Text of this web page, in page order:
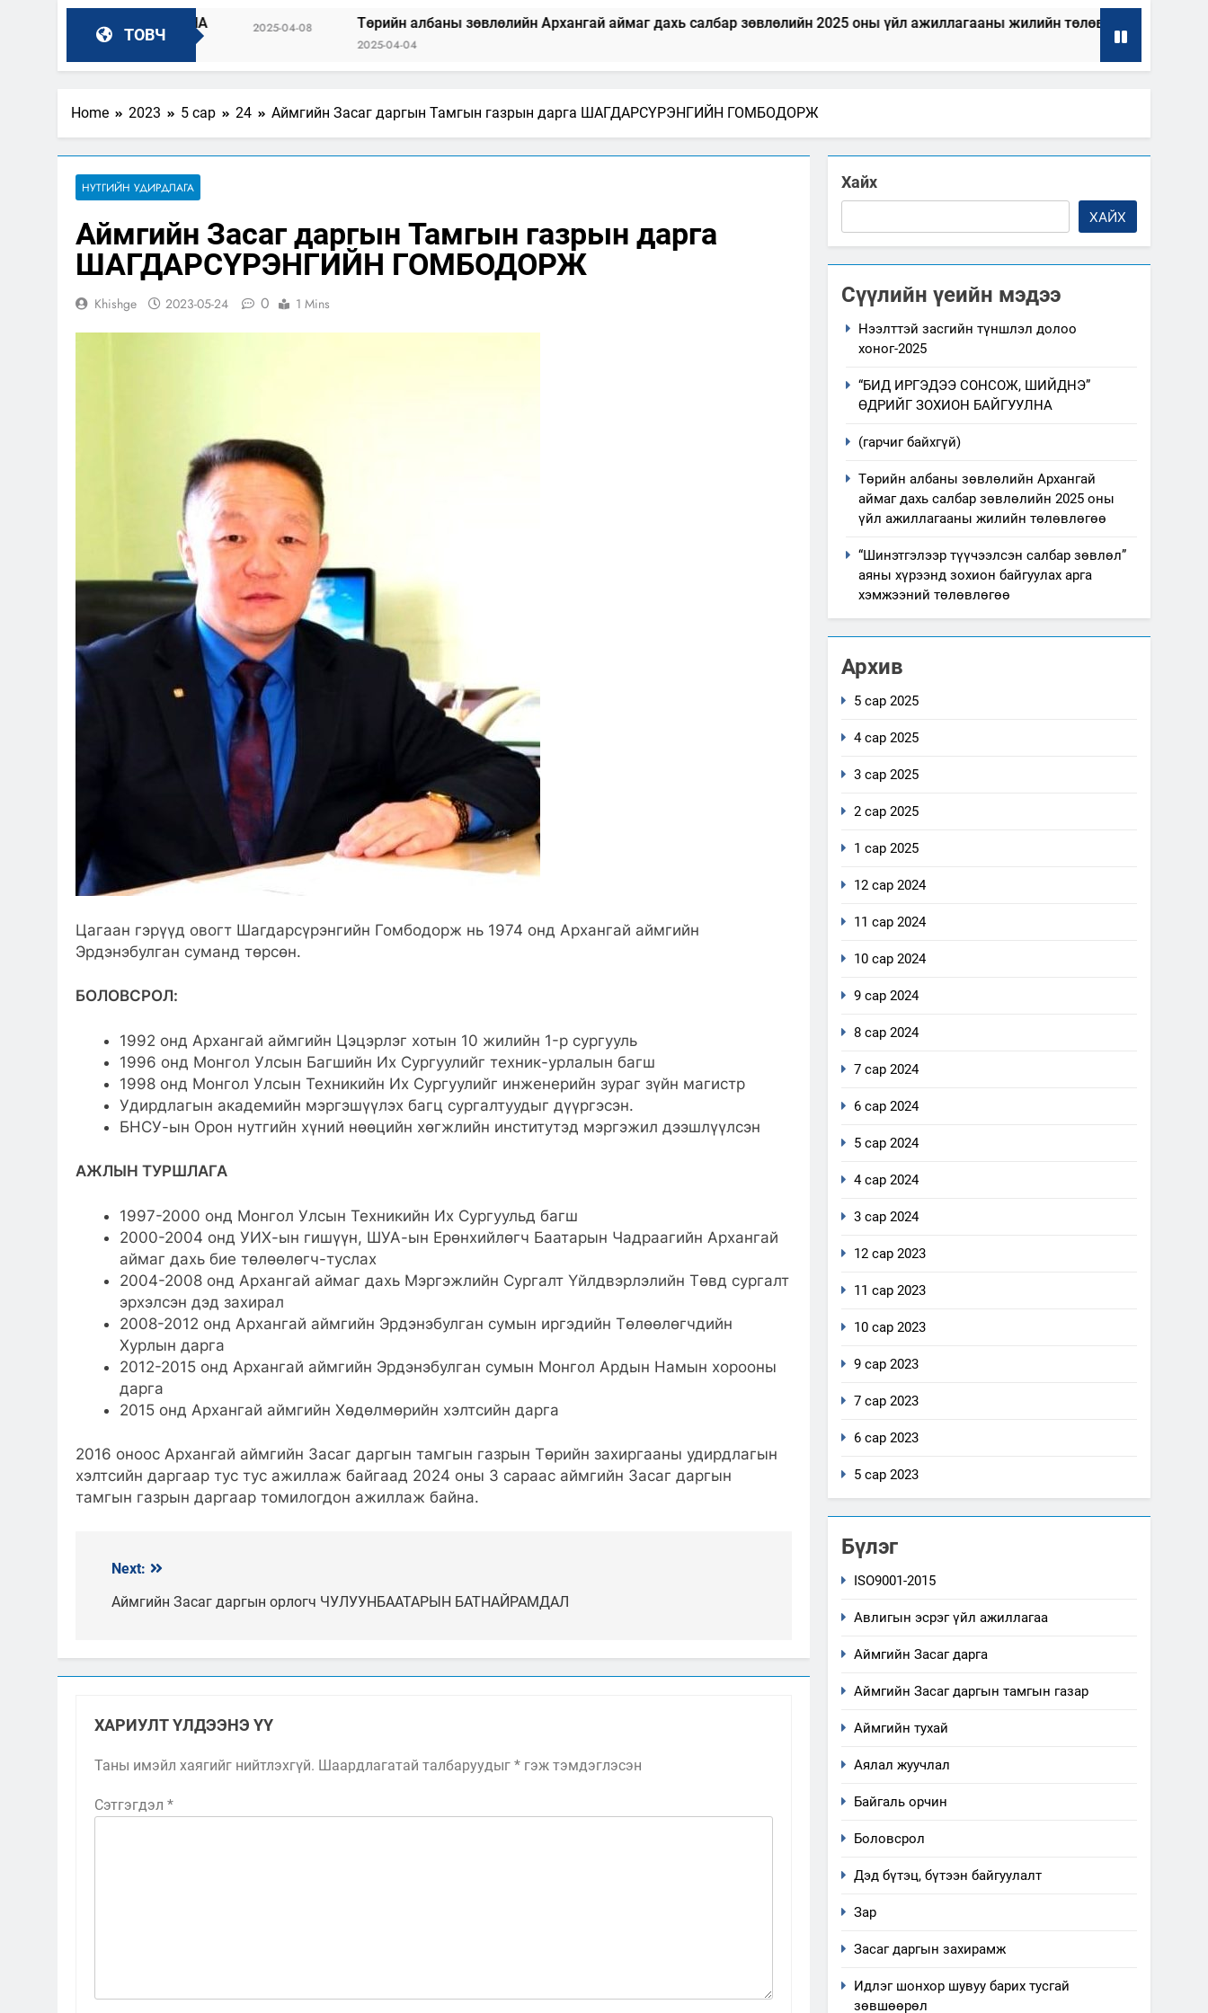
ТОВЧ
БАЙГУУЛНА 2025-04-08 Төрийн албаны зөвлөлийн Архангай аймаг дахь салбар зөвлөлийн 2025 оны үйл ажиллагааны жилийн төлөвлөгөө “Шинэтгэлээр
2025-04-04
Home 2023 5 сар 24 Аймгийн Засаг даргын Тамгын газрын дарга ШАГДАРСҮРЭНГИЙН ГОМБОДОРЖ
НУТГИЙН УДИРДЛАГА
Аймгийн Засаг даргын Тамгын газрын дарга
ШАГДАРСҮРЭНГИЙН ГОМБОДОРЖ
Khishge 2023-05-24 0 1 Mins
Цагаан гэрүүд овогт Шагдарсүрэнгийн Гомбодорж нь 1974 онд Архангай аймгийн
Эрдэнэбулган суманд төрсөн.
БОЛОВСРОЛ:
1992 онд Архангай аймгийн Цэцэрлэг хотын 10 жилийн 1-р сургууль
1996 онд Монгол Улсын Багшийн Их Сургуулийг техник-урлалын багш
1998 онд Монгол Улсын Техникийн Их Сургуулийг инженерийн зураг зүйн магистр
Удирдлагын академийн мэргэшүүлэх багц сургалтуудыг дүүргэсэн.
БНСУ-ын Орон нутгийн хүний нөөцийн хөгжлийн институтэд мэргэжил дээшлүүлсэн
АЖЛЫН ТУРШЛАГА
1997-2000 онд Монгол Улсын Техникийн Их Сургуульд багш
2000-2004 онд УИХ-ын гишүүн, ШУА-ын Ерөнхийлөгч Баатарын Чадраагийн Архангай
аймаг дахь бие төлөөлөгч-туслах
2004-2008 онд Архангай аймаг дахь Мэргэжлийн Сургалт Үйлдвэрлэлийн Төвд сургалт
эрхэлсэн дэд захирал
2008-2012 онд Архангай аймгийн Эрдэнэбулган сумын иргэдийн Төлөөлөгчдийн
Хурлын дарга
2012-2015 онд Архангай аймгийн Эрдэнэбулган сумын Монгол Ардын Намын хорооны
дарга
2015 онд Архангай аймгийн Хөдөлмөрийн хэлтсийн дарга
2016 оноос Архангай аймгийн Засаг даргын тамгын газрын Төрийн захиргааны удирдлагын
хэлтсийн даргаар тус тус ажиллаж байгаад 2024 оны 3 сараас аймгийн Засаг даргын
тамгын газрын даргаар томилогдон ажиллаж байна.
Мэдээний
цэс
Next:
Аймгийн Засаг даргын орлогч ЧУЛУУНБААТАРЫН БАТНАЙРАМДАЛ
ХАРИУЛТ ҮЛДЭЭНЭ ҮҮ
Таны имэйл хаягийг нийтлэхгүй. Шаардлагатай талбаруудыг * гэж тэмдэглэсэн
Сэтгэгдэл *
Хайх
ХАЙХ
Сүүлийн үеийн мэдээ
Нээлттэй засгийн түншлэл долоо
хоног-2025
“БИД ИРГЭДЭЭ СОНСОЖ, ШИЙДНЭ”
ӨДРИЙГ ЗОХИОН БАЙГУУЛНА
(гарчиг байхгүй)
Төрийн албаны зөвлөлийн Архангай
аймаг дахь салбар зөвлөлийн 2025 оны
үйл ажиллагааны жилийн төлөвлөгөө
“Шинэтгэлээр түүчээлсэн салбар зөвлөл”
аяны хүрээнд зохион байгуулах арга
хэмжээний төлөвлөгөө
Архив
5 сар 2025
4 сар 2025
3 сар 2025
2 сар 2025
1 сар 2025
12 сар 2024
11 сар 2024
10 сар 2024
9 сар 2024
8 сар 2024
7 сар 2024
6 сар 2024
5 сар 2024
4 сар 2024
3 сар 2024
12 сар 2023
11 сар 2023
10 сар 2023
9 сар 2023
7 сар 2023
6 сар 2023
5 сар 2023
Бүлэг
ISO9001-2015
Авлигын эсрэг үйл ажиллагаа
Аймгийн Засаг дарга
Аймгийн Засаг даргын тамгын газар
Аймгийн тухай
Аялал жуучлал
Байгаль орчин
Боловсрол
Дэд бүтэц, бүтээн байгуулалт
Зар
Засаг даргын захирамж
Идлэг шонхор шувуу барих тусгай
зөвшөөрөл